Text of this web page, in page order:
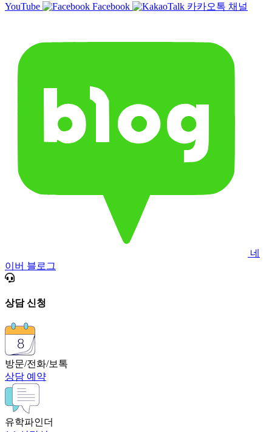
YouTube Facebook 카카오톡 채널
네
이버 블로그
상담 신청
방문/전화/보톡
상담 예약
유학파인더